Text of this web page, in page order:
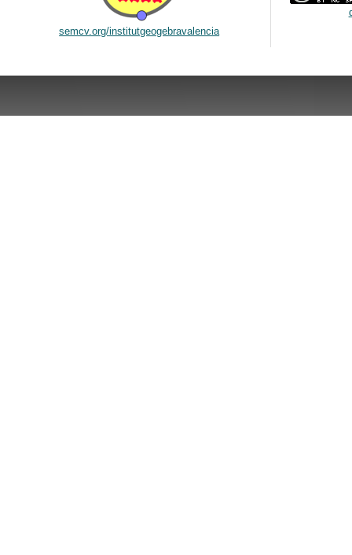
semcv.org/institutgeogebravalencia